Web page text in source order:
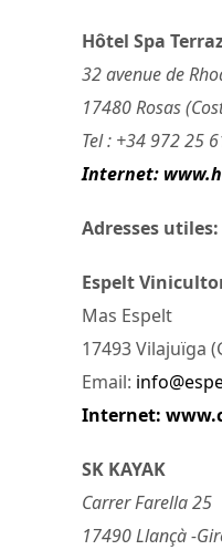
Hôtel Spa
32 avenue de
17480 Rosas
Tel : +34 972 25
Internet:
Adresses utiles:
Espelt
Mas Espelt
17493 Vilajuïga
Email:
Internet:
SK KAYAK
Carrer Farella 25
17490 Llançà -